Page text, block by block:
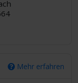
Mehr erfahren